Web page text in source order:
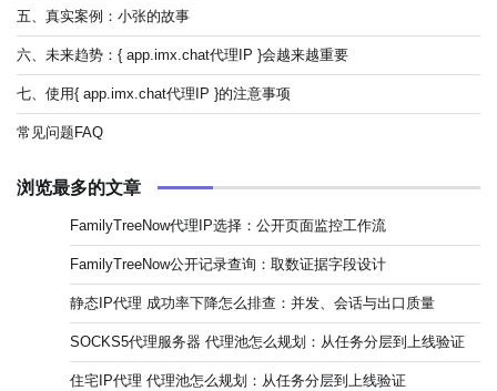
五、真实案例：小张的故事
六、未来趋势：{ app.imx.chat代理IP }会越来越重要
七、使用{ app.imx.chat代理IP }的注意事项
常见问题FAQ
浏览最多的文章
FamilyTreeNow代理IP选择：公开页面监控工作流
FamilyTreeNow公开记录查询：取数证据字段设计
静态IP代理 成功率下降怎么排查：并发、会话与出口质量
SOCKS5代理服务器 代理池怎么规划：从任务分层到上线验证
住宅IP代理 代理池怎么规划：从任务分层到上线验证